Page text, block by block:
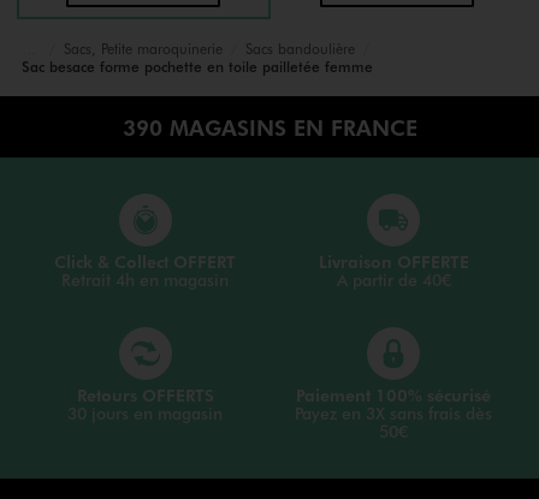
Accueil
Femme
Sacs et Accessoires
Sacs, Petite maroquinerie
Sacs bandoulière
Sac besace forme pochette en toile pailletée femme
390 MAGASINS EN FRANCE
Click & Collect OFFERT
Retrait 4h en magasin
Livraison OFFERTE
A partir de 40€
Retours OFFERTS
30 jours en magasin
Paiement 100% sécurisé
Payez en 3X sans frais dès
50€